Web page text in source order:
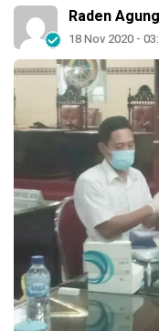
Raden Agung
18 Nov 2020 -